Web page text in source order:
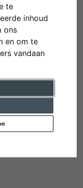
te
inhoud
ons
en om te
vandaan